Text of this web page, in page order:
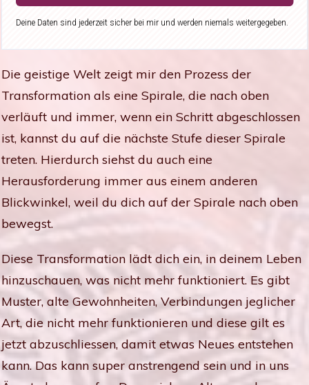
Deine Daten sind jederzeit sicher bei mir und werden niemals weitergegeben.
Die geistige Welt zeigt mir den Prozess der
Transformation als eine Spirale, die nach oben
verläuft und immer, wenn ein Schritt abgeschlossen
ist, kannst du auf die nächste Stufe dieser Spirale
treten. Hierdurch siehst du auch eine
Herausforderung immer aus einem anderen
Blickwinkel, weil du dich auf der Spirale nach oben
bewegst.
Diese Transformation lädt dich ein, in deinem Leben
hinzuschauen, was nicht mehr funktioniert. Es gibt
Muster, alte Gewohnheiten, Verbindungen jeglicher
Art, die nicht mehr funktionieren und diese gilt es
jetzt abzuschliessen, damit etwas Neues entstehen
kann. Das kann super anstrengend sein und in uns